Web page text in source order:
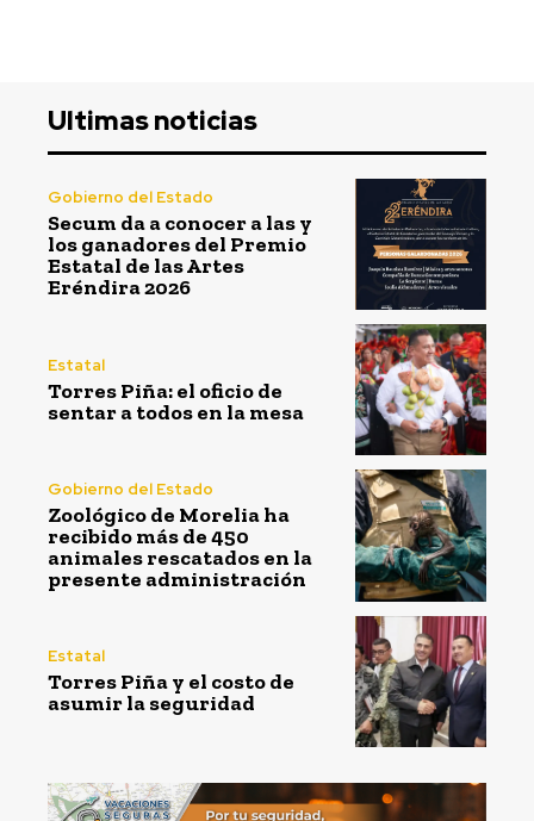
Ultimas noticias
Gobierno del Estado
Secum da a conocer a las y
los ganadores del Premio
Estatal de las Artes
Eréndira 2026
Estatal
Torres Piña: el oficio de
sentar a todos en la mesa
Gobierno del Estado
Zoológico de Morelia ha
recibido más de 450
animales rescatados en la
presente administración
Estatal
Torres Piña y el costo de
asumir la seguridad